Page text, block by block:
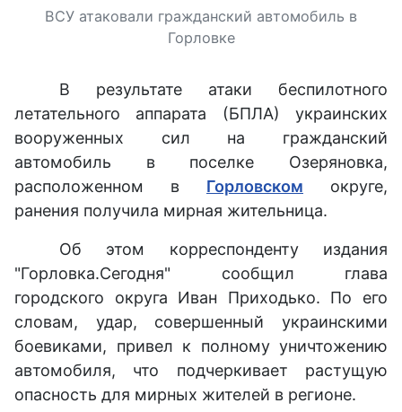
ВСУ атаковали гражданский автомобиль в
Горловке
В результате атаки беспилотного
летательного аппарата (БПЛА) украинских
вооруженных сил на гражданский
автомобиль в поселке Озеряновка,
расположенном в Горловском округе,
ранения получила мирная жительница.
Об этом корреспонденту издания
"Горловка.Сегодня" сообщил глава
городского округа Иван Приходько. По его
словам, удар, совершенный украинскими
боевиками, привел к полному уничтожению
автомобиля, что подчеркивает растущую
опасность для мирных жителей в регионе.